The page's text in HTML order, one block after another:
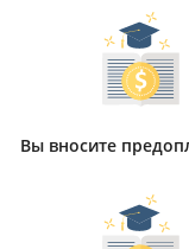
Вы вносите